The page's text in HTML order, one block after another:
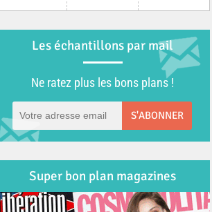
Les échantillons par mail
Ne ratez plus les bons plans !
S'ABONNER
Super bon plan magazines